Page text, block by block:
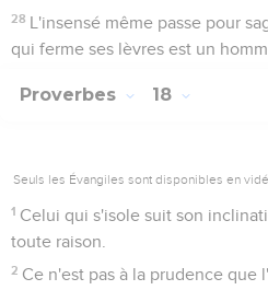
28 L'insensé même passe pour
qui ferme ses lèvres est un
Proverbes 18
Seuls les Évangiles sont disponibles en
1 Celui qui s'isole suit son
toute raison.
2 Ce n'est pas à la prudence que